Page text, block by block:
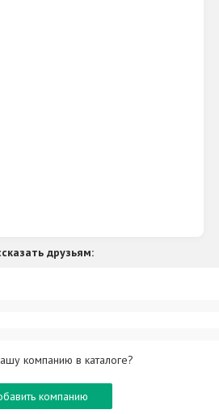
друзьям:
компанию в каталоге?
компанию